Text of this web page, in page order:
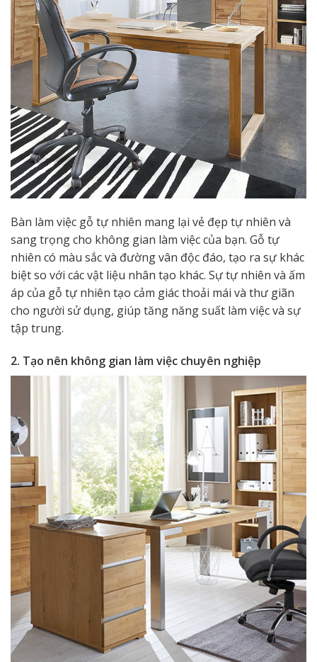
Bàn làm việc gỗ tự nhiên mang lại vẻ đẹp tự nhiên và
sang trọng cho không gian làm việc của bạn. Gỗ tự
nhiên có màu sắc và đường vân độc đáo, tạo ra sự khác
biệt so với các vật liệu nhân tạo khác. Sự tự nhiên và ấm
áp của gỗ tự nhiên tạo cảm giác thoải mái và thư giãn
cho người sử dụng, giúp tăng năng suất làm việc và sự
tập trung.
2. Tạo nên không gian làm việc chuyên nghiệp